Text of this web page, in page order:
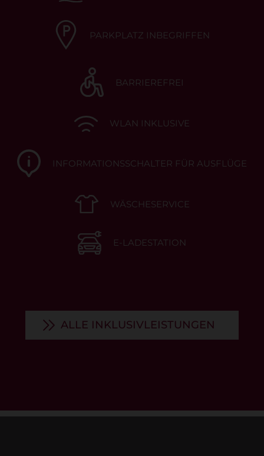
PARKPLATZ INBEGRIFFEN
BARRIEREFREI
WLAN INKLUSIVE
INFORMATIONSSCHALTER FÜR AUSFLÜGE
WÄSCHESERVICE
E-LADESTATION
ALLE INKLUSIVLEISTUNGEN